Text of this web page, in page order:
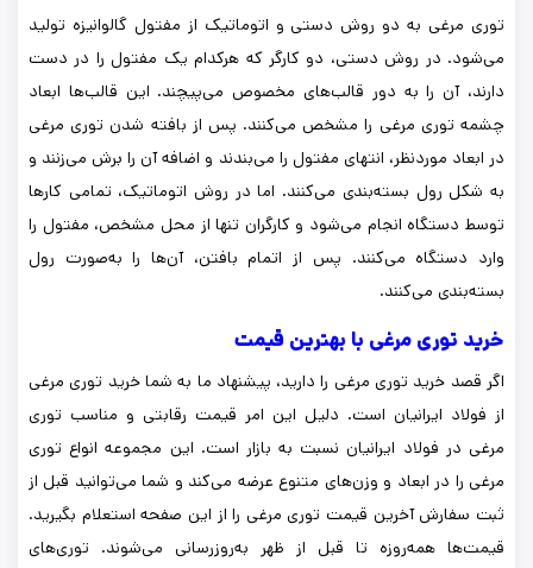
توری مرغی به دو روش دستی و اتوماتیک از مفتول گالوانیزه تولید
می‌شود. در روش دستی، دو کارگر که هرکدام یک مفتول را در دست
دارند، آن را به دور قالب‌های مخصوص می‌پیچند. این قالب‌ها ابعاد
چشمه توری مرغی را مشخص می‌کنند. پس از بافته شدن توری مرغی
در ابعاد موردنظر، انتهای مفتول را می‌بندند و اضافه آن را برش می‌زنند و
به شکل رول بسته‌بندی می‌کنند. اما در روش اتوماتیک، تمامی کارها
توسط دستگاه انجام می‌شود و کارگران تنها از محل مشخص، مفتول را
وارد دستگاه می‌کنند. پس از اتمام بافتن، آن‌ها را به‌صورت رول
بسته‌بندی می‌کنند.
خرید توری مرغی با بهترین قیمت
اگر قصد خرید توری مرغی را دارید، پیشنهاد ما به شما خرید توری مرغی
از فولاد ایرانیان است. دلیل این امر قیمت رقابتی و مناسب توری
مرغی در فولاد ایرانیان نسبت به بازار است. این مجموعه انواع توری
مرغی را در ابعاد و وزن‌های متنوع عرضه می‌کند و شما می‌توانید قبل از
ثبت سفارش آخرین قیمت توری مرغی را از این صفحه استعلام بگیرید.
قیمت‌ها همه‌روزه تا قبل از ظهر به‌روزرسانی می‌شوند. توری‌های